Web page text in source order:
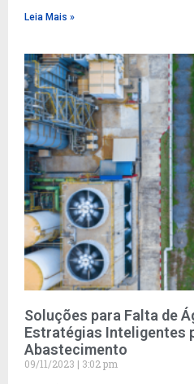
Leia Mais »
Soluções para Falta de
Estratégias Inteligentes
Abastecimento
09/11/2023
3:02 pm